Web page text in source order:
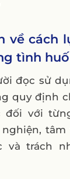
về cách
tình
đọc sử
quy định
đối với
tâm
và trách